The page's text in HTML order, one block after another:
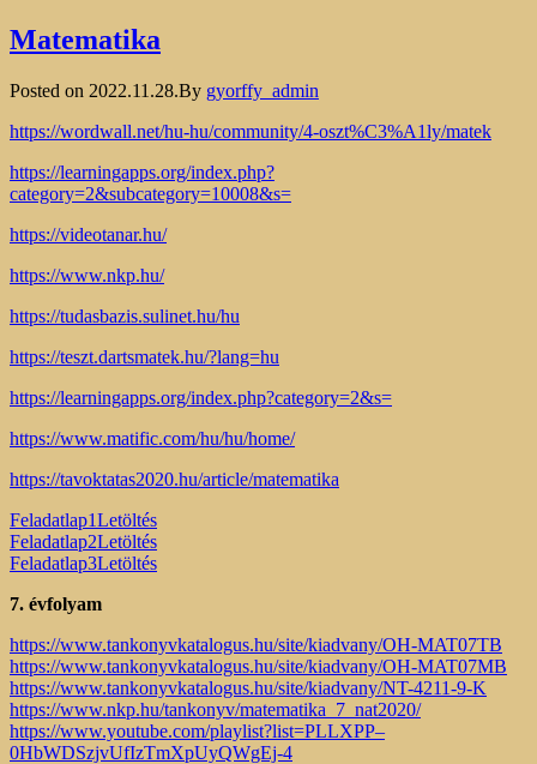
Matematika
Posted on 2022.11.28.By gyorffy_admin
https://wordwall.net/hu-hu/community/4-oszt%C3%A1ly/matek
https://learningapps.org/index.php?
category=2&subcategory=10008&s=
https://videotanar.hu/
https://www.nkp.hu/
https://tudasbazis.sulinet.hu/hu
https://teszt.dartsmatek.hu/?lang=hu
https://learningapps.org/index.php?category=2&s=
https://www.matific.com/hu/hu/home/
https://tavoktatas2020.hu/article/matematika
Feladatlap1Letöltés
Feladatlap2Letöltés
Feladatlap3Letöltés
7. évfolyam
https://www.tankonyvkatalogus.hu/site/kiadvany/OH-MAT07TB
https://www.tankonyvkatalogus.hu/site/kiadvany/OH-MAT07MB
https://www.tankonyvkatalogus.hu/site/kiadvany/NT-4211-9-K
https://www.nkp.hu/tankonyv/matematika_7_nat2020/
https://www.youtube.com/playlist?list=PLLXPP–
0HbWDSzjvUfIzTmXpUyQWgEj-4